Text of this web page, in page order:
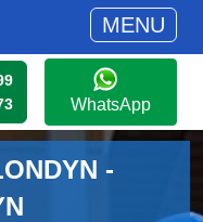
MENU
WhatsApp
-